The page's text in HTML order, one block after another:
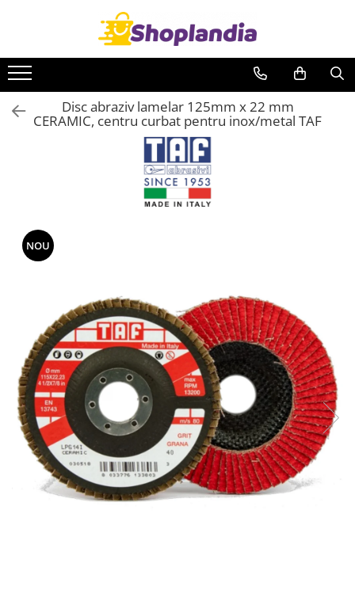
Toate Produsele
Atelier & Bricolaj
Unelte si scule
Freze
Vopsele si pigmenti
Decapant
Degresanti
Intretinere caroserie
Solutii antirugina
Aparatura si echipamente
Curatare aer conditionat
Curatare electronice & IT
Curatare instalatii si centrale
termice
Intretinere uz alimentar
Disc abraziv lamelar 125mm x 22 mm
CERAMIC, centru curbat pentru inox/metal TAF
NOU